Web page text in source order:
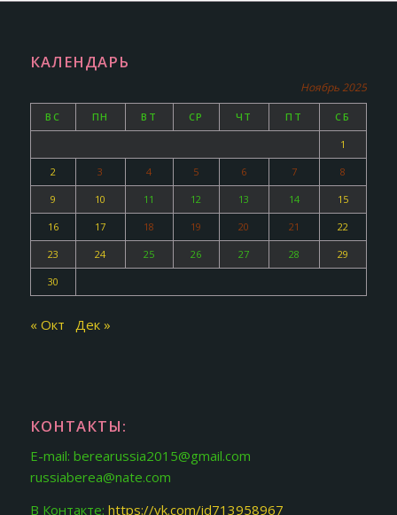
КАЛЕНДАРЬ
Ноябрь 2025
ВС ПН ВТ СР ЧТ ПТ СБ
1
2 3 4 5 6 7 8
9 10 11 12 13 14 15
16 17 18 19 20 21 22
23 24 25 26 27 28 29
30
« Окт Дек »
КОНТАКТЫ:
E-mail: berearussia2015@gmail.com
russiaberea@nate.com
В Контакте: https://vk.com/id713958967